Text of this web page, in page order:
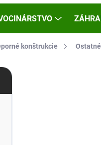
konštrukcie Ostatné